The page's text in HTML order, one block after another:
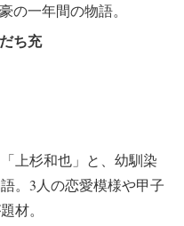
の一年間の物語。
ち充
上杉和也」と、幼馴染
。3人の恋愛模様や甲子
材。